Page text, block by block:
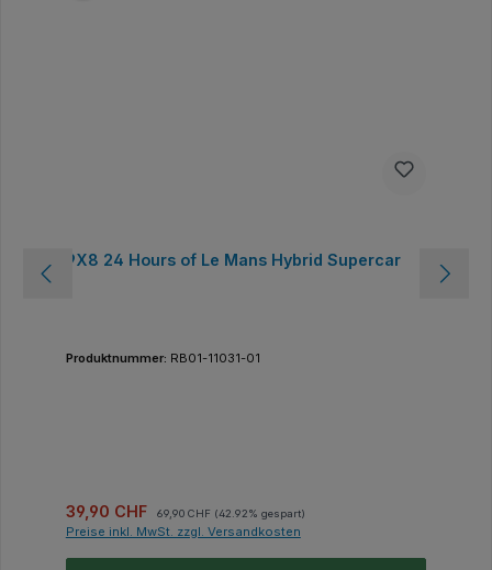
9X8 24 Hours of Le Mans Hybrid Supercar
Produktnummer: RB01-11031-01
Verkaufspreis:
39,90 CHF 69,90 CHF (42.92% gespart)
Preise inkl. MwSt. zzgl. Versandkosten